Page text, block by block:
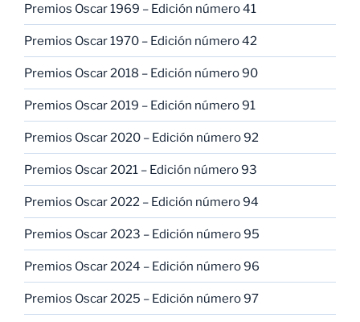
Premios Oscar 1969 – Edición número 41
Premios Oscar 1970 – Edición número 42
Premios Oscar 2018 – Edición número 90
Premios Oscar 2019 – Edición número 91
Premios Oscar 2020 – Edición número 92
Premios Oscar 2021 – Edición número 93
Premios Oscar 2022 – Edición número 94
Premios Oscar 2023 – Edición número 95
Premios Oscar 2024 – Edición número 96
Premios Oscar 2025 – Edición número 97